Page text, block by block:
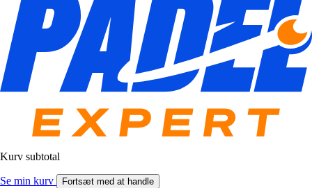
Kurv subtotal
Se min kurv Fortsæt med at handle